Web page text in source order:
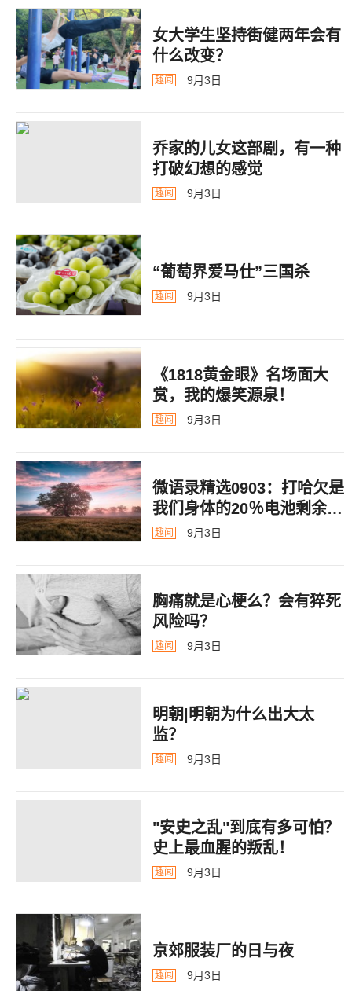
女大学生坚持街健两年会有
什么改变？
趣闻 9月3日
乔家的儿女这部剧，有一种
打破幻想的感觉
趣闻 9月3日
“葡萄界爱马仕”三国杀
趣闻 9月3日
《1818黄金眼》名场面大
赏，我的爆笑源泉！
趣闻 9月3日
微语录精选0903：打哈欠是
我们身体的20％电池剩余警
告
趣闻 9月3日
胸痛就是心梗么？会有猝死
风险吗？
趣闻 9月3日
明朝|明朝为什么出大太
监？ ​​​
趣闻 9月3日
"安史之乱"到底有多可怕？
史上最血腥的叛乱！
趣闻 9月3日
京郊服装厂的日与夜
趣闻 9月3日